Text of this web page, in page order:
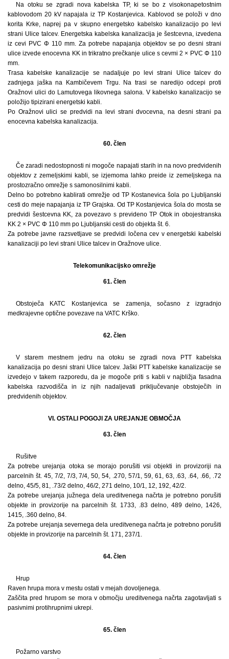
Na otoku se zgradi nova kabelska TP, ki se bo z visokonapetostnim
kablovodom 20 kV napajala iz TP Kostanjevica. Kablovod se položi v dno
korita Krke, naprej pa v skupno energetsko kabelsko kanalizacijo po levi
strani Ulice talcev. Energetska kabelska kanalizacija je šestcevna, izvedena
iz cevi PVC Φ 110 mm. Za potrebe napajanja objektov se po desni strani
ulice izvede enocevna KK in trikratno prečkanje ulice s cevmi 2 × PVC Φ 110
mm.
Trasa kabelske kanalizacije se nadaljuje po levi strani Ulice talcev do
zadnjega jaška na Kambičevem Trgu. Na trasi se naredijo odcepi proti
Oražnovi ulici do Lamutovega likovnega salona. V kabelsko kanalizacijo se
položijo tipizirani energetski kabli.
Po Oražnovi ulici se predvidi na levi strani dvocevna, na desni strani pa
enocevna kabelska kanalizacija.
60. člen
Če zaradi nedostopnosti ni mogoče napajati starih in na novo predvidenih
objektov z zemeljskimi kabli, se izjemoma lahko preide iz zemeljskega na
prostozračno omrežje s samonosilnimi kabli.
Delno bo potrebno kablirati omrežje od TP Kostanevica šola po Ljubljanski
cesti do meje napajanja iz TP Grajska. Od TP Kostanjevica šola do mosta se
predvidi šestcevna KK, za povezavo s prevideno TP Otok in obojestranska
KK 2 × PVC Φ 110 mm po Ljubljanski cesti do objekta št. 6.
Za potrebe javne razsvetljave se predvidi ločena cev v energetski kabelski
kanalizaciji po levi strani Ulice talcev in Oražnove ulice.
Telekomunikacijsko omrežje
61. člen
Obstoječa KATC Kostanjevica se zamenja, sočasno z izgradnjo
medkrajevne optične povezave na VATC Krško.
62. člen
V starem mestnem jedru na otoku se zgradi nova PTT kabelska
kanalizacija po desni strani Ulice talcev. Jaški PTT kabelske kanalizacije se
izvedejo v takem razporedu, da je mogoče priti s kabli v najbližja fasadna
kabelska razvodišča in iz njih nadaljevati priključevanje obstoječih in
predvidenih objektov.
VI. OSTALI POGOJI ZA UREJANJE OBMOČJA
63. člen
Rušitve
Za potrebe urejanja otoka se morajo porušiti vsi objekti in provizoriji na
parcelnih št. 45, 7/2, 7/3, 7/4, 50, 54, .270, 57/1, 59, 61, 63, .63, .64, .66, .72
delno, 45/5, 81, .73/2 delno, 46/2, 271 delno, 10/1, 12, 192, 42/2.
Za potrebe urejanja južnega dela ureditvenega načrta je potrebno porušiti
objekte in provizorije na parcelnih št. 1733, .83 delno, 489 delno, 1426,
1415, .360 delno, 84.
Za potrebe urejanja severnega dela ureditvenega načrta je potrebno porušiti
objekte in provizorije na parcelnih št. 171, 237/1.
64. člen
Hrup
Raven hrupa mora v mestu ostati v mejah dovoljenega.
Zaščita pred hrupom se mora v območju ureditvenega načrta zagotavljati s
pasivnimi protihrupnimi ukrepi.
65. člen
Požarno varstvo